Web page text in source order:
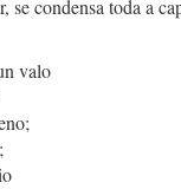
se condensa toda a
valo